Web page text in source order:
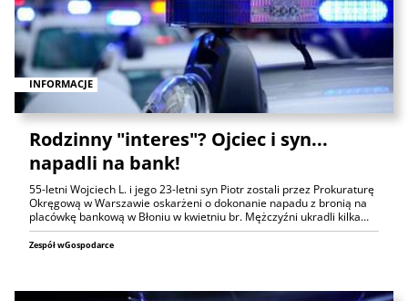
INFORMACJE
Rodzinny "interes"? Ojciec i syn...
napadli na bank!
55-letni Wojciech L. i jego 23-letni syn Piotr zostali przez Prokuraturę
Okręgową w Warszawie oskarżeni o dokonanie napadu z bronią na
placówkę bankową w Błoniu w kwietniu br. Mężczyźni ukradli kilka…
Zespół wGospodarce